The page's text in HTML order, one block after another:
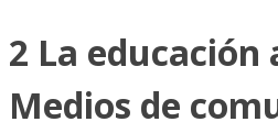
2 La educación
Medios de